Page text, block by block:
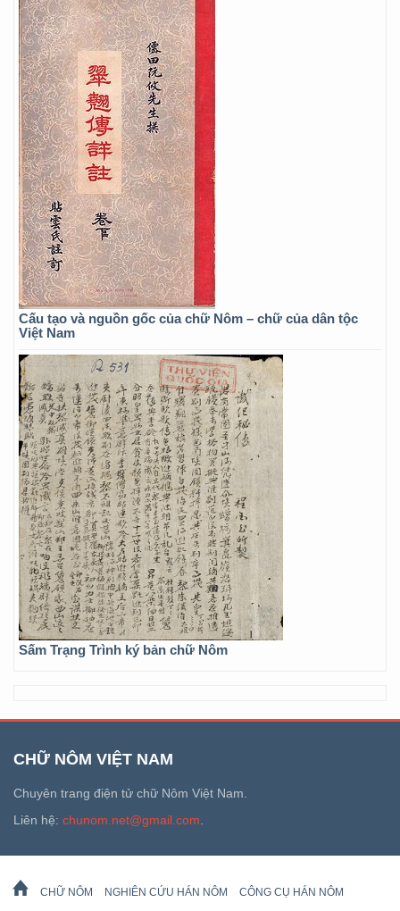
Cấu tạo và nguồn gốc của chữ Nôm – chữ của dân tộc
Việt Nam
Sấm Trạng Trình ký bản chữ Nôm
CHỮ NÔM VIỆT NAM
Chuyên trang điện tử chữ Nôm Việt Nam.
Liên hệ: chunom.net@gmail.com
CHỮ NÔM NGHIÊN CỨU HÁN NÔM CÔNG CỤ HÁN NÔM